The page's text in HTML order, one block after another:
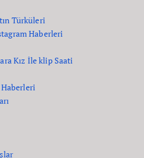
Türküleri
Haberleri
Kız İle klip Saati